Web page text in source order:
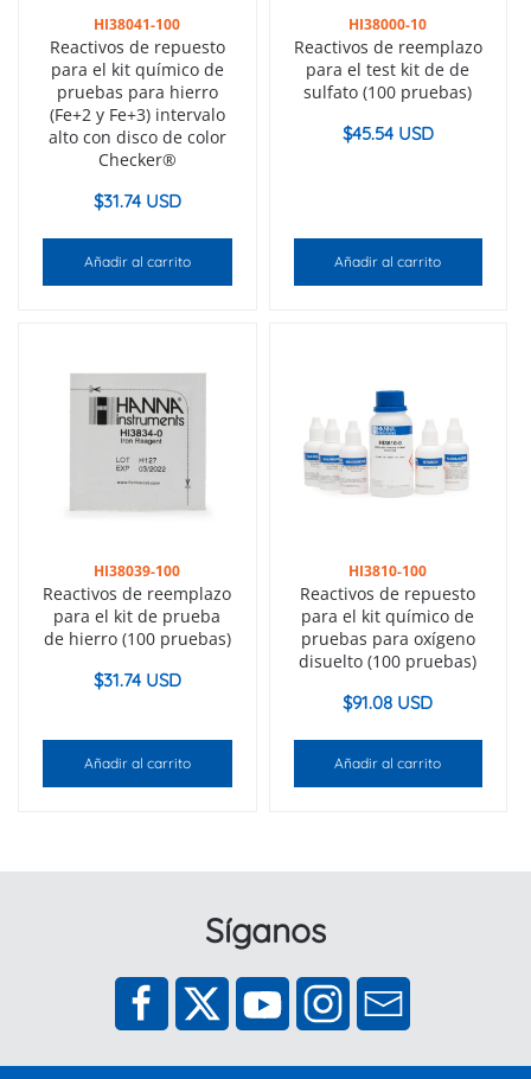
HI38041-100
Reactivos de repuesto
para el kit químico de
pruebas para hierro
(Fe+2 y Fe+3) intervalo
alto con disco de color
Checker®
$31.74 USD
Añadir al carrito
HI38000-10
Reactivos de reemplazo
para el test kit de de
sulfato (100 pruebas)
$45.54 USD
Añadir al carrito
HI38039-100
Reactivos de reemplazo
para el kit de prueba
de hierro (100 pruebas)
$31.74 USD
Añadir al carrito
HI3810-100
Reactivos de repuesto
para el kit químico de
pruebas para oxígeno
disuelto (100 pruebas)
$91.08 USD
Añadir al carrito
Síganos